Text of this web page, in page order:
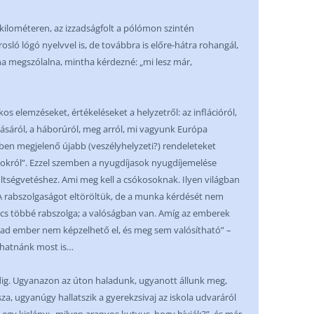
az izzadságfolt a pólómon szintén
lógó nyelvvel is, de továbbra is előre-hátra rohangál,
megszólalna, mintha kérdezné: „mi lesz már,
elemzéseket, értékeléseket a helyzetről: az inflációról,
a háborúról, meg arról, mi vagyunk Európa
megjelenő újabb (veszélyhelyzeti?) rendeleteket
Ezzel szemben a nyugdíjasok nyugdíjemelése
Ami meg kell a csókosoknak. Ilyen világban
eltöröltük, de a munka kérdését nem
többé rabszolga; a valóságban van. Amíg az emberek
ember nem képzelhető el, és meg sem valósítható” –
most is…
Ugyanazon az úton haladunk, ugyanott állunk meg,
ugyanúgy hallatszik a gyerekzsivaj az iskola udvaráról